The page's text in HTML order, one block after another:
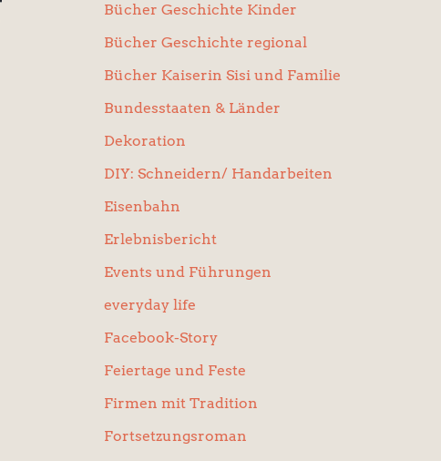
Bücher Geschichte Kinder
Bücher Geschichte regional
Bücher Kaiserin Sisi und Familie
Bundesstaaten & Länder
Dekoration
DIY: Schneidern/ Handarbeiten
Eisenbahn
Erlebnisbericht
Events und Führungen
everyday life
Facebook-Story
Feiertage und Feste
Firmen mit Tradition
Fortsetzungsroman